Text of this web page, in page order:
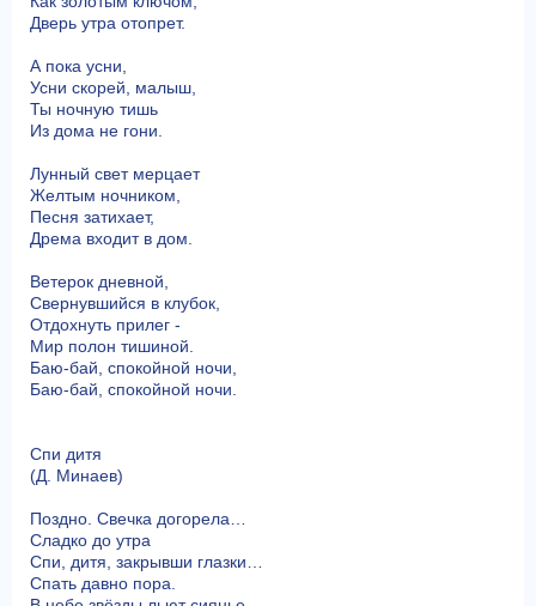
Дверь утра отопрет.
А пока усни,
Усни скорей, малыш,
Ты ночную тишь
Из дома не гони.
Лунный свет мерцает
Желтым ночником,
Песня затихает,
Дрема входит в дом.
Ветерок дневной,
Свернувшийся в клубок,
Отдохнуть прилег -
Мир полон тишиной.
Баю-бай, спокойной ночи,
Баю-бай, спокойной ночи.
Спи дитя
(Д. Минаев)
Поздно. Свечка догорела…
Сладко до утра
Спи, дитя, закрывши глазки…
Спать давно пора.